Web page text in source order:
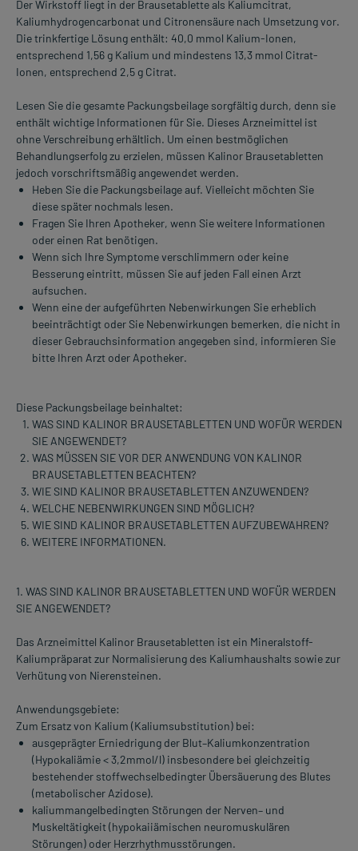
Der Wirkstoff liegt in der Brausetablette als Kaliumcitrat,
Kaliumhydrogencarbonat und Citronensäure nach Umsetzung vor.
Die trinkfertige Lösung enthält: 40,0 mmol Kalium-Ionen,
entsprechend 1,56 g Kalium und mindestens 13,3 mmol Citrat-
Ionen, entsprechend 2,5 g Citrat.
Lesen Sie die gesamte Packungsbeilage sorgfältig durch, denn sie
enthält wichtige Informationen für Sie. Dieses Arzneimittel ist
ohne Verschreibung erhältlich. Um einen bestmöglichen
Behandlungserfolg zu erzielen, müssen Kalinor Brausetabletten
jedoch vorschriftsmäßig angewendet werden.
Heben Sie die Packungsbeilage auf. Vielleicht möchten Sie
diese später nochmals lesen.
Fragen Sie Ihren Apotheker, wenn Sie weitere Informationen
oder einen Rat benötigen.
Wenn sich Ihre Symptome verschlimmern oder keine
Besserung eintritt, müssen Sie auf jeden Fall einen Arzt
aufsuchen.
Wenn eine der aufgeführten Nebenwirkungen Sie erheblich
beeinträchtigt oder Sie Nebenwirkungen bemerken, die nicht in
dieser Gebrauchsinformation angegeben sind, informieren Sie
bitte Ihren Arzt oder Apotheker.
Diese Packungsbeilage beinhaltet:
WAS SIND KALINOR BRAUSETABLETTEN UND WOFÜR WERDEN
SIE ANGEWENDET?
WAS MÜSSEN SIE VOR DER ANWENDUNG VON KALINOR
BRAUSETABLETTEN BEACHTEN?
WIE SIND KALINOR BRAUSETABLETTEN ANZUWENDEN?
WELCHE NEBENWIRKUNGEN SIND MÖGLICH?
WIE SIND KALINOR BRAUSETABLETTEN AUFZUBEWAHREN?
WEITERE INFORMATIONEN.
1. WAS SIND KALINOR BRAUSETABLETTEN UND WOFÜR WERDEN
SIE ANGEWENDET?
Das Arzneimittel Kalinor Brausetabletten ist ein Mineralstoff-
Kaliumpräparat zur Normalisierung des Kaliumhaushalts sowie zur
Verhütung von Nierensteinen.
Anwendungsgebiete:
Zum Ersatz von Kalium (Kaliumsubstitution) bei:
ausgeprägter Erniedrigung der Blut–Kaliumkonzentration
(Hypokaliämie < 3,2mmol/l) insbesondere bei gleichzeitig
bestehender stoffwechselbedingter Übersäuerung des Blutes
(metabolischer Azidose).
kaliummangelbedingten Störungen der Nerven– und
Muskeltätigkeit (hypokaiiämischen neuromuskulären
Störungen) oder Herzrhythmusstörungen.